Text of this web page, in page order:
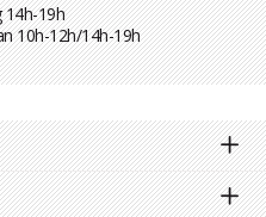
14h-19h
10h-12h/14h-19h